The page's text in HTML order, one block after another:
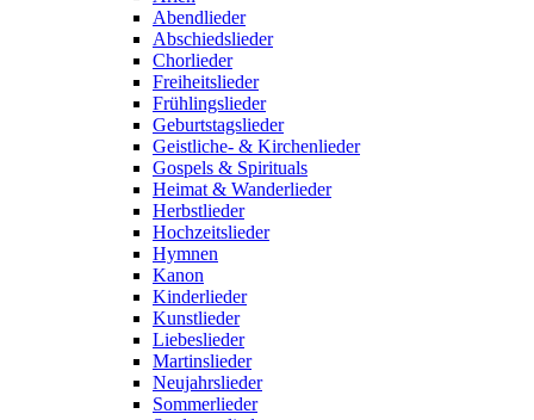
Abendlieder
Abschiedslieder
Chorlieder
Freiheitslieder
Frühlingslieder
Geburtstagslieder
Geistliche- & Kirchenlieder
Gospels & Spirituals
Heimat & Wanderlieder
Herbstlieder
Hochzeitslieder
Hymnen
Kanon
Kinderlieder
Kunstlieder
Liebeslieder
Martinslieder
Neujahrslieder
Sommerlieder